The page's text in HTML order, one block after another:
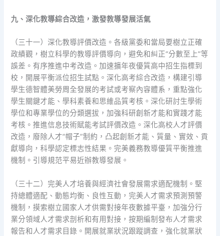
九、深化教導綜合改造，激發教導發展活氣
（三十一）深化教導評價改造。各級黨委和當局要樹立正確
政績觀，樹立科學的教導評價導向，避免和糾正“分數至上”等
誤差。有序推進中考改造。加速擴年夜優質高中招生指標到
校，開展平衡派位招生試點。深化高考綜合改造，構建引導
學生德智體美勞周全發展的考試或考察內容體系，重點強化
學生關鍵才能、學科素養和思維品質考核。深化研討生學術
學位和專業學位的分類選拔，加強科研創新才能和實踐才能
考核。推進信息技術賦能考試評價改造。深化高校人才評價
改造，廢除人才“帽子”制約，凸起創新才能、質量、實效、貢
獻導向，科學認定標志性結果。完美義務教導優質平衡推進
機制。引導規范平易近辦教導發展。
（三十二）完美人才培養與經濟社會發展需求適配機制。堅
持總體適配、動態均衡、良性互動，完美人才需求預測預警
機制，摸索樹立國家人才供需對接年夜數據平臺，加強分行
業分領域人才需求剖析和有用對接，按期編制發布人才需求
報告和人才需求目錄。開展就業狀況跟蹤調查，強化就業狀